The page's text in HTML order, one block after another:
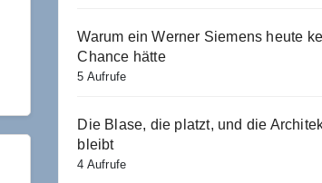
Warum ein Werner Siemens heute
Chance hätte
5 Aufrufe
Die Blase, die platzt, und die
bleibt
4 Aufrufe